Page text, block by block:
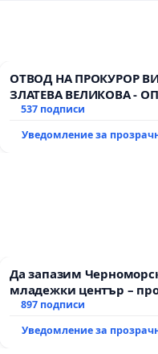
ОТВОД НА ПРОКУРОР
ЗЛАТЕВА ВЕЛИКОВА -
537 подписи
Уведомление за
Да запазим
младежки център –
за младите на Варна
897 подписи
Уведомление за